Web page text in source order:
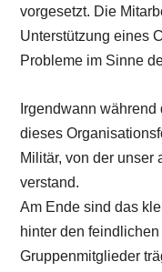
vorgesetzt. Die
Unterstützung eines
Probleme im Sinne
Irgendwann
dieses
Militär, von der unser
verstand.
Am Ende sind das
hinter den
Gruppenmitglieder